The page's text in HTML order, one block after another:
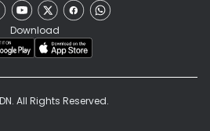
Download
All Rights Reserved.